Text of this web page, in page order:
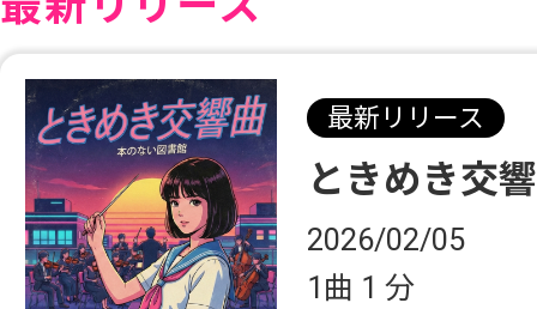
最新リリース
ときめき交
2026/02/05
1曲 1 分